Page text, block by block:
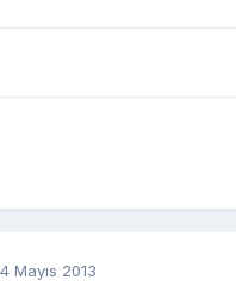
4 Mayıs 2013